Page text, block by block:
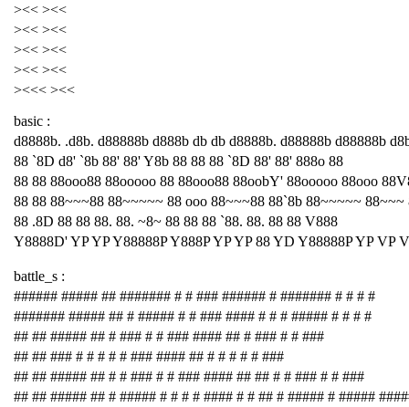
><< ><<
><< ><<
><< ><<
><< ><<
><<< ><<
basic :
d8888b. .d8b. d88888b d888b db db d8888b. d88888b d88888b
88 `8D d8' `8b 88' 88' Y8b 88 88 88 `8D 88' 88' 888o 88
88 88 88ooo88 88ooooo 88 88ooo88 88oobY' 88ooooo 88ooo
88 88 88~~~88 88~~~~~ 88 ooo 88~~~88 88`8b 88~~~~~ 88~~~
88 .8D 88 88 88. 88. ~8~ 88 88 88 `88. 88. 88 88 V888
Y8888D' YP YP Y88888P Y888P YP YP 88 YD Y88888P YP VP
battle_s :
###### ##### ## ####### # # ### ###### # ####### # # # #
####### ##### ## # ##### # # ### #### # # # ##### # # # #
## ## ##### ## # ### # # ### #### ## # ### # # ###
## ## ### # # # # # ### #### ## # # # # # ###
## ## ##### ## # # ### # # ### #### ## ## # # ### # # ###
## ## ##### ## # ##### # # # # #### # # ## # ##### # #####